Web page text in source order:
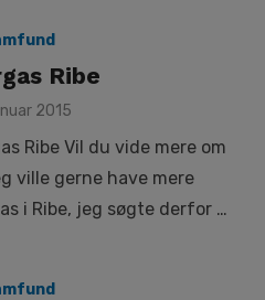
Ribe
2015
Ribe Vil du vide mere om
ville gerne have mere
i Ribe, jeg søgte derfor …